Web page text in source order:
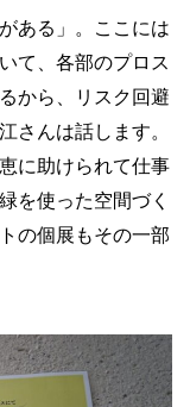
ある」。ここには
て、各部のプロス
から、リスク回避
さんは話します。
に助けられて仕事
を使った空間づく
の個展もその一部